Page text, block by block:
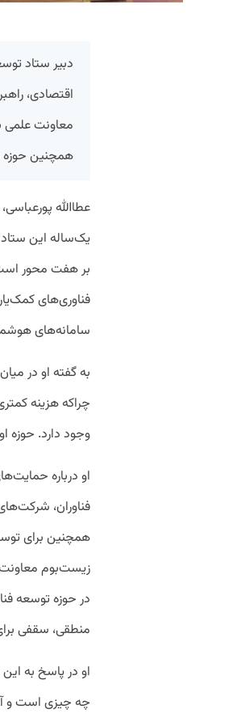
دبیر ستاد
اقتصادی،
معاونت علمی
همچنین حوزه
عطاالله
یک‌ساله این ستاد
بر هفت محور
فناوری‌های
سامانه‌های
به گفته او در
چراکه هزینه
وجود دارد. حوزه
او درباره
فناوران،
همچنین برای
زیست‌بوم
در حوزه توسعه
منطقی، سقفی
او در پاسخ به
چه چیزی است و